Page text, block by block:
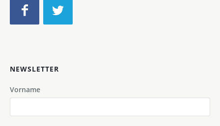
NEWSLETTER
Vorname